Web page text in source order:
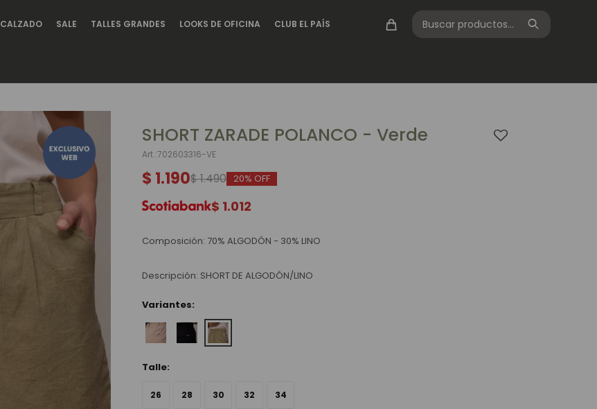
CALZADO SALE TALLES GRANDES LOOKS DE OFICINA CLUB EL PAÍS
SHORT ZARADE POLANCO - Verde
702603316-VE
$ 1.190$1.490 20
$ 1.012
Composición: 70% ALGODÓN - 30% LINO
Descripción: SHORT DE ALGODÓN/LINO
Variantes:
Talle:
26 28 30 32 34